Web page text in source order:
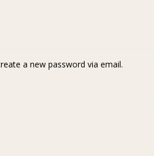
a new password via email.